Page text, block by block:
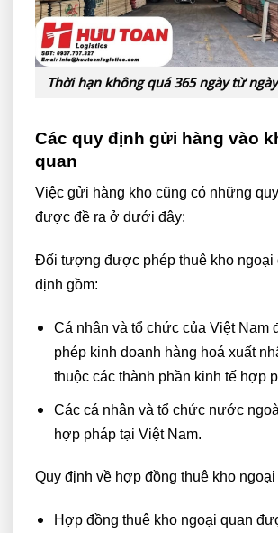
Thời hạn không quá 365 ngày từ
Các quy định gửi hàng vào
quan
Việc gửi hàng kho cũng có những
được đề ra ở dưới đây:
Đối tượng được phép thuê kho ngoại
định gồm:
Cá nhân và tổ chức của Việt Nam
phép kinh doanh hàng hoá xuất
thuộc các thành phần kinh tế hợp
Các cá nhân và tổ chức nước
hợp pháp tại Việt Nam.
Quy định về hợp đồng thuê kho ngoại
Hợp đồng thuê kho ngoại quan